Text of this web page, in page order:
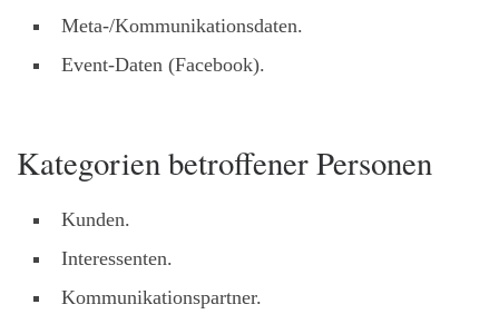
Meta-/Kommunikationsdaten.
Event-Daten (Facebook).
Kategorien betroffener Personen
Kunden.
Interessenten.
Kommunikationspartner.